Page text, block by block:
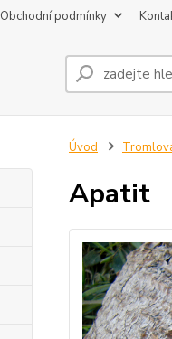
Obchodní podmínky
Úvod
Apatit